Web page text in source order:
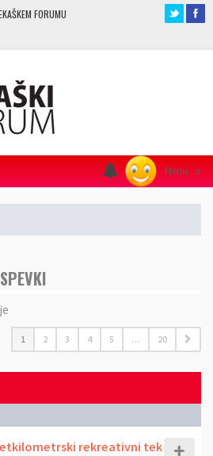
FORUMU
Menu ≡
1 2 3 4 5 … 20
rekreativni tek